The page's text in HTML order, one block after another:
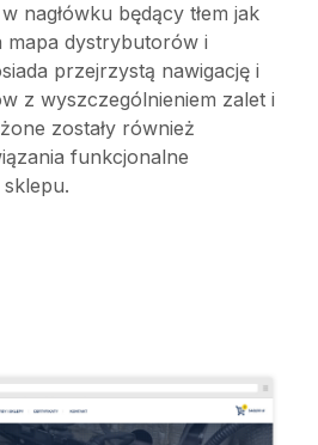
nagłówku będący tłem jak
dystrybutorów i
przejrzystą nawigację i
z wyszczególnieniem zalet i
zostały również
funkcjonalne